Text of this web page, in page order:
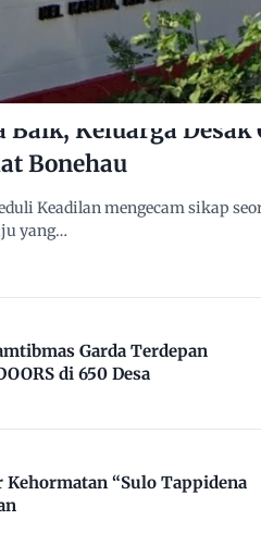
Baik, Keluarga Desak
Bonehau
Keadilan mengecam sikap
yang…
Garda Terdepan
di 650 Desa
“Sulo Tappidena